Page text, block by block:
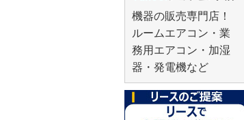
機器の販売専門店！
ルームエアコン・業
務用エアコン・加湿
器・発電機など